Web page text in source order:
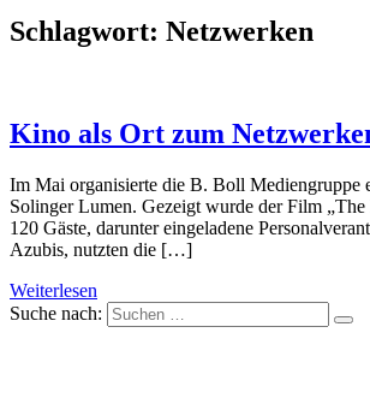
Schlagwort: Netzwerken
Kino als Ort zum
Im Mai organisierte die B. Boll Mediengruppe
Solinger Lumen. Gezeigt wurde der Film
120 Gäste, darunter eingeladene
Azubis, nutzten die […]
Weiterlesen
Suche nach: